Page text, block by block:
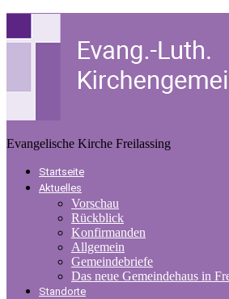
Evangelische Kirche Freilassing
Startseite
Aktuelles
Vorschau
Rückblick
Konfirmanden
Allgemein
Gemeindebriefe
Das neue Gemeindehaus in
Standorte